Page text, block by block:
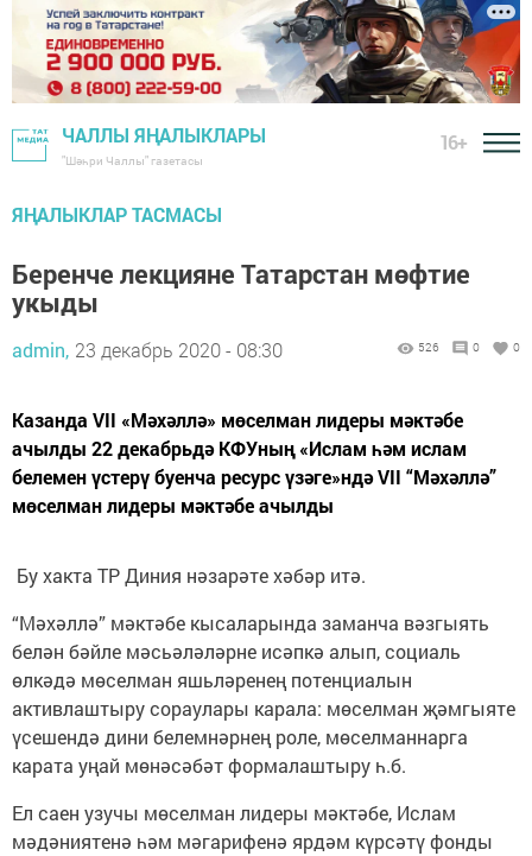
ЧАЛЛЫ ЯҢАЛЫКЛАРЫ
"Шәһри Чаллы" газетасы
16+
ЯҢАЛЫКЛАР ТАСМАСЫ
Беренче лекцияне Татарстан мөфтие
укыды
admin, 23 декабрь 2020 - 08:30 526 0 0
Казанда VII «Мәхәллә» мөселман лидеры мәктәбе
ачылды 22 декабрьдә КФУның «Ислам һәм ислам
белемен үстерү буенча ресурс үзәге»ндә VII “Мәхәллә”
мөселман лидеры мәктәбе ачылды
Бу хакта ТР Диния нәзарәте хәбәр итә.
“Мәхәллә” мәктәбе кысаларында заманча вәзгыять
белән бәйле мәсьәләләрне исәпкә алып, социаль
өлкәдә мөселман яшьләренең потенциалын
активлаштыру сораулары карала: мөселман җәмгыяте
үсешендә дини белемнәрнең роле, мөселманнарга
карата уңай мөнәсәбәт формалаштыру һ.б.
Ел саен узучы мөселман лидеры мәктәбе, Ислам
мәдәниятенә һәм мәгарифенә ярдәм күрсәтү фонды